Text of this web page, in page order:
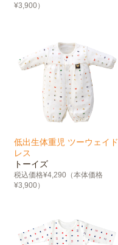
¥3,900）
低出生体重児 ツーウェイド
レス
トーイズ
税込価格¥4,290（本体価格
¥3,900）